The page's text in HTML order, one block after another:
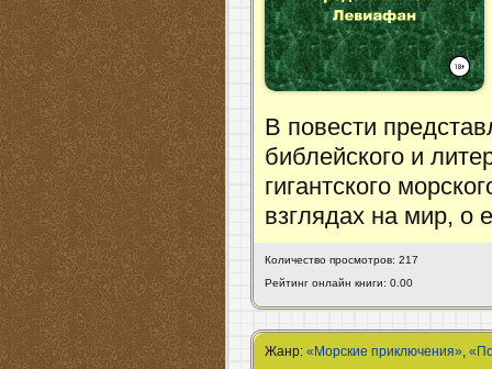
В повести
библейского и
гигантского
взглядах на мир, о
Количество просмотров: 217
Рейтинг онлайн книги: 0.00
Жанр:«Морские приключения»,